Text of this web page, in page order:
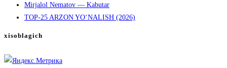
Mirjalol Nematov — Kabutar
TOP-25 ARZON YO‘NALISH (2026)
xisoblagich